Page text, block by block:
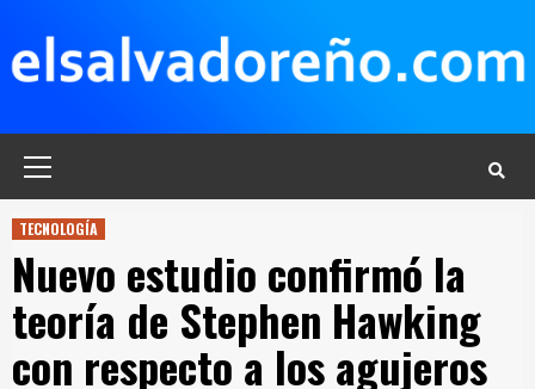
contenido
TECNOLOGÍA
Nuevo estudio confirmó la
teoría de Stephen Hawking
con respecto a los agujeros